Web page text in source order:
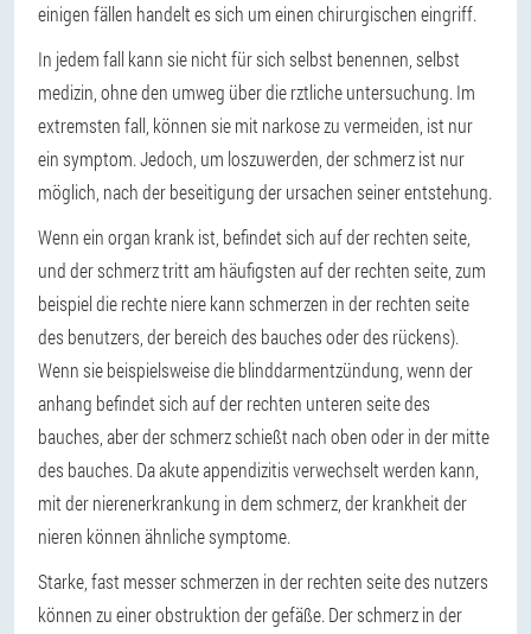
einigen fällen handelt es sich um einen chirurgischen eingriff.
In jedem fall kann sie nicht für sich selbst benennen, selbst
medizin, ohne den umweg über die rztliche untersuchung. Im
extremsten fall, können sie mit narkose zu vermeiden, ist nur
ein symptom. Jedoch, um loszuwerden, der schmerz ist nur
möglich, nach der beseitigung der ursachen seiner entstehung.
Wenn ein organ krank ist, befindet sich auf der rechten seite,
und der schmerz tritt am häufigsten auf der rechten seite, zum
beispiel die rechte niere kann schmerzen in der rechten seite
des benutzers, der bereich des bauches oder des rückens).
Wenn sie beispielsweise die blinddarmentzündung, wenn der
anhang befindet sich auf der rechten unteren seite des
bauches, aber der schmerz schießt nach oben oder in der mitte
des bauches. Da akute appendizitis verwechselt werden kann,
mit der nierenerkrankung in dem schmerz, der krankheit der
nieren können ähnliche symptome.
Starke, fast messer schmerzen in der rechten seite des nutzers
können zu einer obstruktion der gefäße. Der schmerz in der